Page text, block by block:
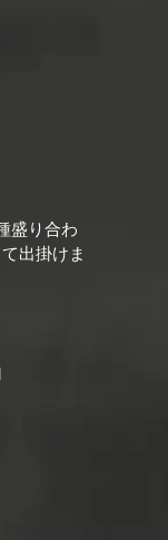
盛り合わ
出掛けま